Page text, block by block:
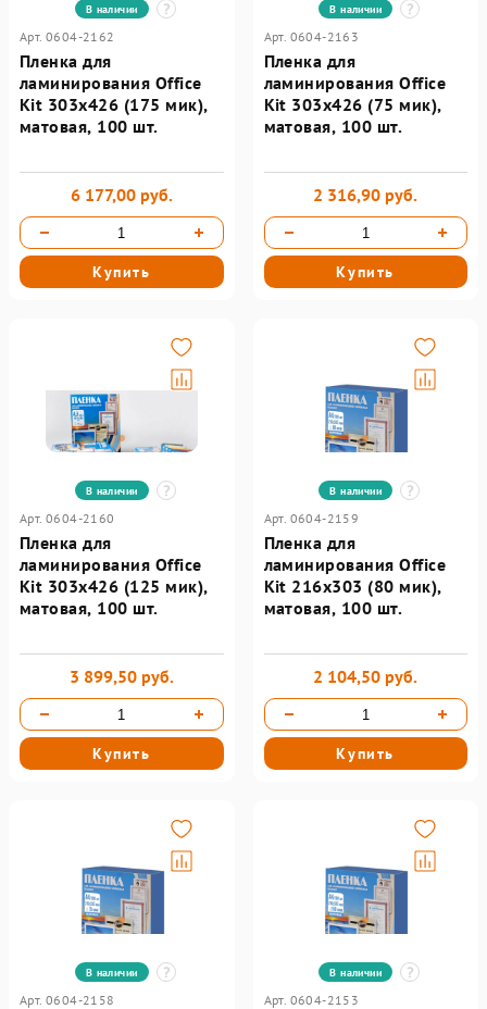
В наличии
Арт. 0604-2162
Пленка для
ламинирования Office
Kit 303х426 (175 мик),
матовая, 100 шт.
6 177,00 руб.
Купить
В наличии
Арт. 0604-2163
Пленка для
ламинирования Office
Kit 303х426 (75 мик),
матовая, 100 шт.
2 316,90 руб.
Купить
В наличии
Арт. 0604-2160
Пленка для
ламинирования Office
Kit 303х426 (125 мик),
матовая, 100 шт.
3 899,50 руб.
Купить
В наличии
Арт. 0604-2159
Пленка для
ламинирования Office
Kit 216х303 (80 мик),
матовая, 100 шт.
2 104,50 руб.
Купить
В наличии
Арт. 0604-2158
В наличии
Арт. 0604-2153